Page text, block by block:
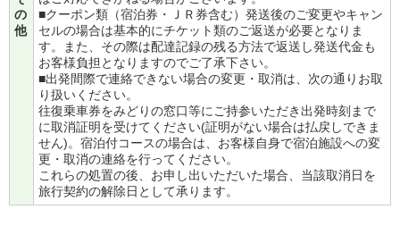
の
他
■クーポン類（宿泊券・ＪＲ券含む）発送後のご変更やキャン
セルの場合は基本的にチケット類のご返送が必要となりま
す。また、その際は配達記録の残る方法で返送し発送代金も
お客様負担となりますのでご了承下さい。
■出発間際で連絡できない場合の変更・取消は、次の通りお取
り扱いください。
往復乗車券をみどりの窓口等にご持参いただき出発時刻まで
に取消証明を受けてください(証明がない場合は払戻しできま
せん)。宿泊付コースの場合は、お客様自身で宿泊施設への変
更・取消の連絡を行ってください。
これらの処置の後、お申し出いただいた場合、当該取消日を
旅行契約の解除日として承ります。